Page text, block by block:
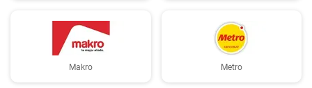
Makro Metro